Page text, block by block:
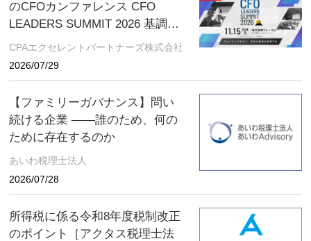
のCFOカンファレンス CFO
LEADERS SUMMIT 2026 基調講
演にソフトバンクグループCFO
CPAエクセレントパートナーズ株式会社
2026/07/29
【ファミリーガバナンス】問い
続ける企業 ――誰のため、何の
ために存在するのか
あいわ税理士法人
2026/07/28
所得税に係る令和8年度税制改正
のポイント［アクタス税理士法